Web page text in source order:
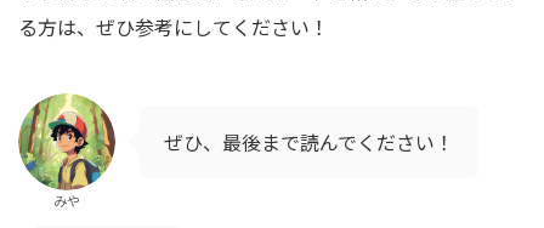
る方は、ぜひ参考にしてください！
みや
ぜひ、最後まで読んでください！